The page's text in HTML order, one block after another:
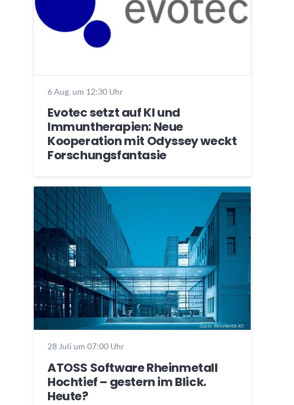
6 Aug. um 12:30 Uhr
Evotec setzt auf KI und
Immuntherapien: Neue
Kooperation mit Odyssey weckt
Forschungsfantasie
28 Juli um 07:00 Uhr
ATOSS Software Rheinmetall
Hochtief – gestern im Blick.
Heute?